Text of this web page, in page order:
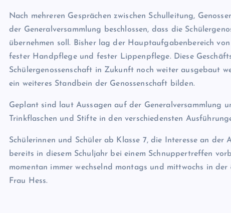
Nach mehreren Gesprächen zwischen Schulleitung,
der Generalversammlung beschlossen, dass die
übernehmen soll. Bisher lag der Hauptaufgabenbereich von
fester Handpflege und fester Lippenpflege. Diese
Schülergenossenschaft in Zukunft noch weiter ausgebaut
ein weiteres Standbein der Genossenschaft bilden.
Geplant sind laut Aussagen auf der Generalversammlung
Trinkflaschen und Stifte in den verschiedensten
Schülerinnen und Schüler ab Klasse 7, die Interesse an
bereits in diesem Schuljahr bei einem Schnuppertreffen
momentan immer wechselnd montags und mittwochs in
Frau Hess.